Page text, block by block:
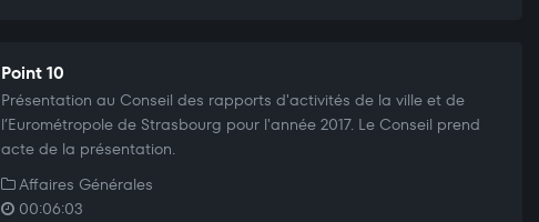
Point 10
Présentation au Conseil des rapports d'activités de la ville et de
l’Eurométropole de Strasbourg pour l'année 2017. Le Conseil prend
acte de la présentation.
Affaires Générales
00:06:03